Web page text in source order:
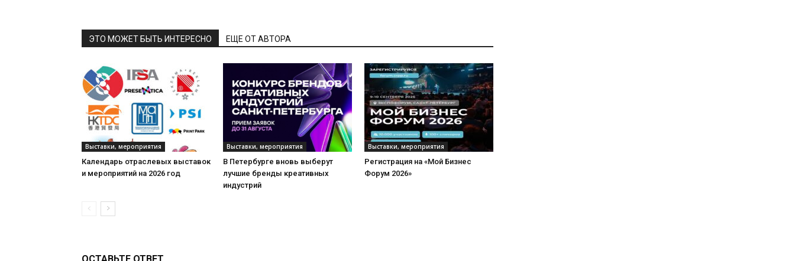
ЭТО МОЖЕТ БЫТЬ ИНТЕРЕСНО ЕЩЕ ОТ АВТОРА
Выставки, мероприятия
Календарь отраслевых выставок
и мероприятий на 2026 год
Выставки, мероприятия
В Петербурге вновь выберут
лучшие бренды креативных
индустрий
Выставки, мероприятия
Регистрация на «Мой Бизнес
Форум 2026»